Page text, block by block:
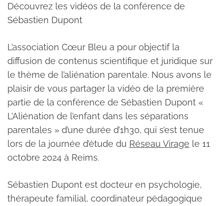
Découvrez les vidéos de la conférence de
Sébastien Dupont
L’association Cœur Bleu a pour objectif la
diffusion de contenus scientifique et juridique sur
le thème de l’aliénation parentale. Nous avons le
plaisir de vous partager la vidéo de la première
partie de la conférence de Sébastien Dupont «
L’Aliénation de l’enfant dans les séparations
parentales » d’une durée d’1h30, qui s’est tenue
lors de la journée d’étude du Réseau Virage le 11
octobre 2024 à Reims.
Sébastien Dupont est docteur en psychologie,
thérapeute familial, coordinateur pédagogique